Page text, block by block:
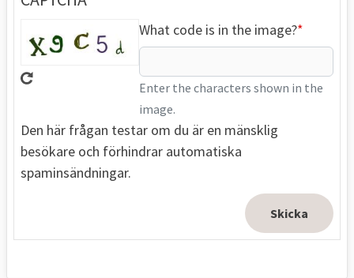
What code is in the image?
Enter the characters shown in the
image.
Den här frågan testar om du är en mänsklig
besökare och förhindrar automatiska
spaminsändningar.